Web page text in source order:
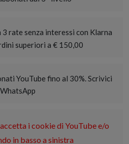
3 rate senza interessi con Klarna
superiori a € 150,00
YouTube fino al 30%. Scrivici
i cookie di YouTube e/o
in basso a sinistra